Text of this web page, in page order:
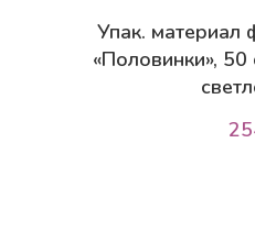
Упак. материал
«Половинки»,